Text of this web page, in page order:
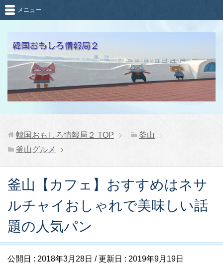
メニュー
韓国おもしろ情報局２ TOP
釜山
釜山グルメ
釜山【カフェ】おすすめはネサ
ルチャイおしゃれで美味しい話
題の人気パン
公開日 : 2018年3月28日 / 更新日 : 2019年9月19日